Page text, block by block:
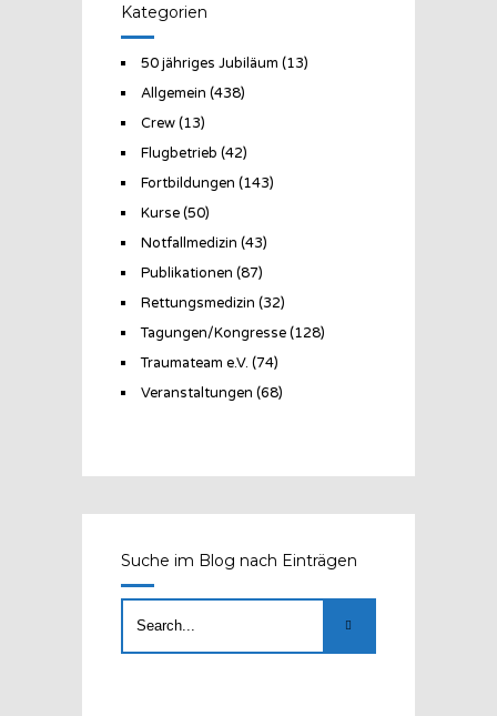
Kategorien
50 jähriges Jubiläum (13)
Allgemein (438)
Crew(13)
Flugbetrieb (42)
Fortbildungen (143)
Kurse(50)
Notfallmedizin (43)
Publikationen (87)
Rettungsmedizin (32)
Tagungen/Kongresse(128)
Traumateam e.V. (74)
Veranstaltungen (68)
Suche im Blog nach Einträgen